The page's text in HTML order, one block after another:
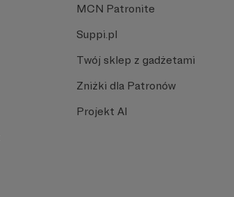
MCN Patronite
Suppi.pl
Twój sklep z gadżetami
Zniżki dla Patronów
Projekt AI